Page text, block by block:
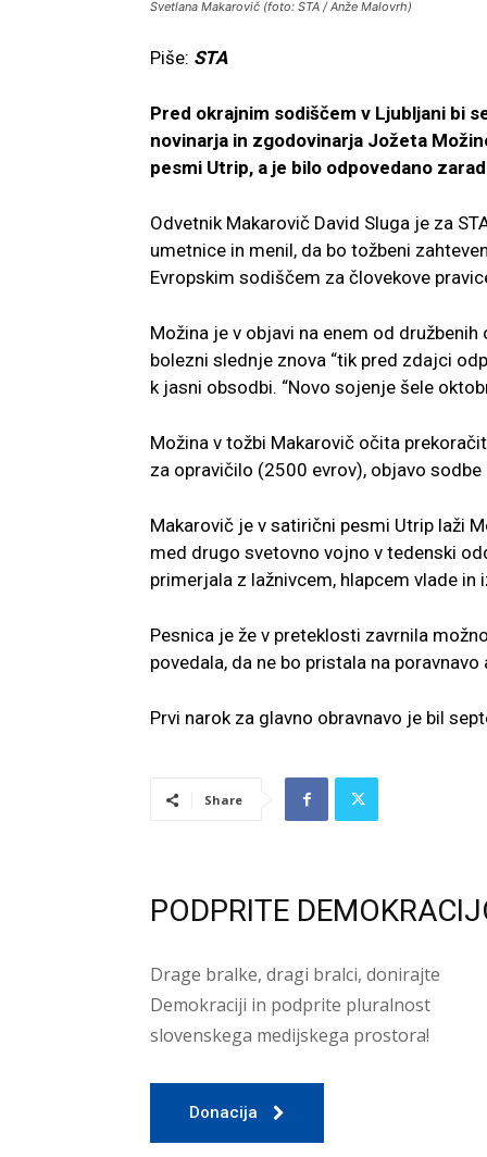
Svetlana Makarovič (foto: STA / Anže Malovrh)
Piše: STA
Pred okrajnim sodiščem v Ljubljani bi
novinarja in zgodovinarja Jožeta
pesmi Utrip, a je bilo odpovedano
Odvetnik Makarovič David Sluga je za
umetnice in menil, da bo tožbeni
Evropskim sodiščem za človekove
Možina je v objavi na enem od
bolezni slednje znova “tik pred zdajci
k jasni obsodbi. “Novo sojenje šele
Možina v tožbi Makarovič očita
za opravičilo (2500 evrov), objavo
Makarovič je v satirični pesmi Utrip laži
med drugo svetovno vojno v tedenski
primerjala z lažnivcem, hlapcem vlade in
Pesnica je že v preteklosti zavrnila
povedala, da ne bo pristala na
Prvi narok za glavno obravnavo je bil
Share
PODPRITE
Drage bralke, dragi bralci, donirajte
Demokraciji in podprite pluralnost
slovenskega medijskega prostora!
Donacija